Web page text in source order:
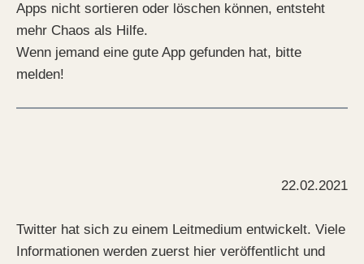
Apps nicht sortieren oder löschen können, entsteht
mehr Chaos als Hilfe.
Wenn jemand eine gute App gefunden hat, bitte
melden!
22.02.2021
Twitter hat sich zu einem Leitmedium entwickelt. Viele
Informationen werden zuerst hier veröffentlicht und